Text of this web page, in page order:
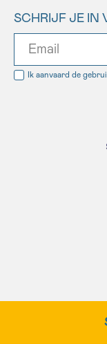
SCHRIJF JE IN
Ik aanvaard de